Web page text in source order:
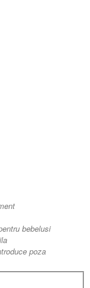
bebelusi
poza